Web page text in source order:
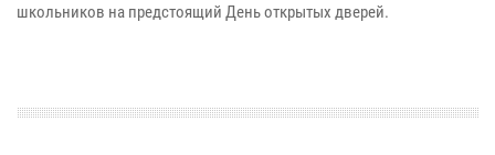
школьников на предстоящий День открытых дверей.